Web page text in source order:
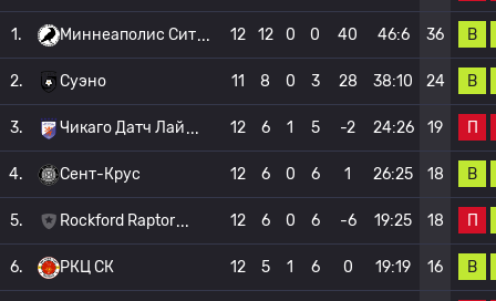
1. Миннеаполис Сит 12 12 0 0 40 46:6 36 В
2. Суэно 11 8 0 3 28 38:10 24 В
3. Чикаго Датч Лай 12 6 1 5 -2 24:26 19 П
4. Сент-Крус 12 6 0 6 1 26:25 18 В
5. Rockford Raptor 12 6 0 6 -6 19:25 18 П
6. РКЦ СК 12 5 1 6 0 19:19 16 В